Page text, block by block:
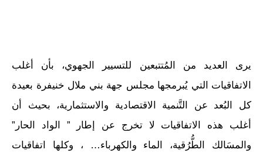
يرى العديد من المُتتبعين للتسيير الجهوي، بأن أغلب
الاتفاقيات التي يُبرمجها مجلس جهة بني ملال خنيفرة بعيدة
كل البُعد عن التَّنمية الاقتصادية والاستثمارية، بحيث أن
أغلب هذه الاتفاقيات لا تخرج عن إطار ” الواد الحار”
والمسَالك الطُّرُقية، الماء والكهرباء… ، وكلها اتفاقيات